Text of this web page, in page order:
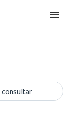
consultar